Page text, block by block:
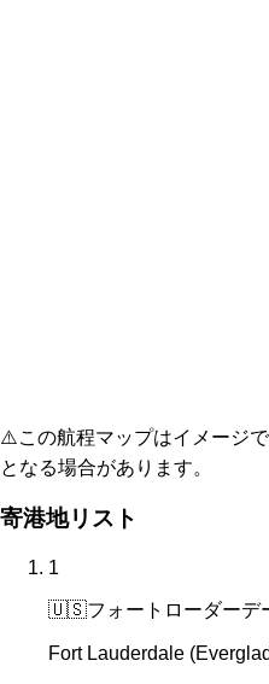
⚠️この航程マップはイメージ
となる場合があります。
寄港地リスト
1
🇺🇸フォートローダーデ
Fort Lauderdale